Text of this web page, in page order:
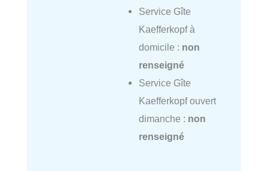
Service Gîte
Kaefferkopf à
domicile : non
renseigné
Service Gîte
Kaefferkopf ouvert
dimanche : non
renseigné